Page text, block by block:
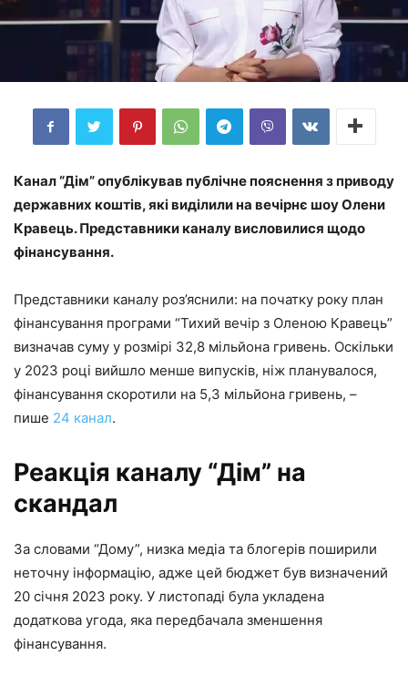
Канал “Дім” опублікував публічне пояснення з приводу
державних коштів, які виділили на вечірнє шоу Олени
Кравець. Представники каналу висловилися щодо
фінансування.
Представники каналу роз’яснили: на початку року план
фінансування програми “Тихий вечір з Оленою Кравець”
визначав суму у розмірі 32,8 мільйона гривень. Оскільки
у 2023 році вийшло менше випусків, ніж планувалося,
фінансування скоротили на 5,3 мільйона гривень, –
пише 24 канал.
Реакція каналу “Дім” на
скандал
За словами “Дому”, низка медіа та блогерів поширили
неточну інформацію, адже цей бюджет був визначений
20 січня 2023 року. У листопаді була укладена
додаткова угода, яка передбачала зменшення
фінансування.